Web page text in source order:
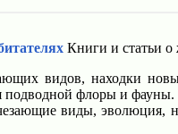
Книги и статьи о
видов, находки
подводной флоры и фауны.
виды, эволюция,